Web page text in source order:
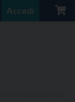
Accedi